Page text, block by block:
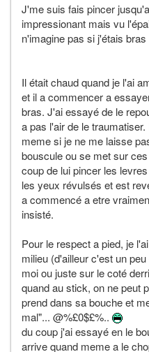
J'me suis fais pincer
impressionant mais vu
n'imagine pas si j'étais bras
Il était chaud quand je l'ai
et il a commencer a
bras. J'ai essayé de le
a pas l'air de le
meme si je ne me laisse
bouscule ou se met sur
coup de lui pincer les
les yeux révulsés et est
a commencé a etre
insisté.
Pour le respect a pied, je
milieu (d'ailleur c'est un
moi ou juste sur le coté
quand au stick, on ne peut
prend dans sa bouche et
mal"... @%£0$£%..
du coup j'ai essayé en le
arrive quand meme a le